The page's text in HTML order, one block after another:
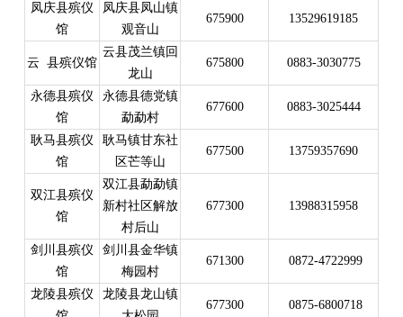
凤庆县殡仪
馆
凤庆县凤山镇
观音山
675900 13529619185
云 县殡仪馆
云县茂兰镇回
龙山
675800 0883-3030775
永德县殡仪
馆
永德县德党镇
勐勐村
677600 0883-3025444
耿马县殡仪
馆
耿马镇甘东社
区芒等山
677500 13759357690
双江县殡仪
馆
双江县勐勐镇
新村社区解放
村后山
677300 13988315958
剑川县殡仪
馆
剑川县金华镇
梅园村
671300 0872-4722999
龙陵县殡仪
龙陵县龙山镇
677300 0875-6800718